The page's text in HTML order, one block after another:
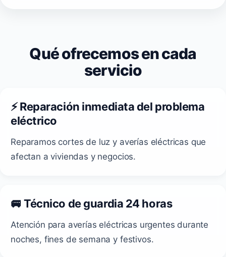
Qué ofrecemos en cada
servicio
⚡ Reparación inmediata del problema
eléctrico
Reparamos cortes de luz y averías eléctricas que
afectan a viviendas y negocios.
🚐 Técnico de guardia 24 horas
Atención para averías eléctricas urgentes durante
noches, fines de semana y festivos.